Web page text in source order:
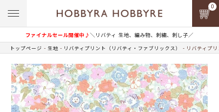
ファイナルセール開催中♪＼リバティ 生地、編み物、刺繍、刺し子／
0
トップページ 生地 リバティプリント（リバティ・ファブリックス） リバティプ